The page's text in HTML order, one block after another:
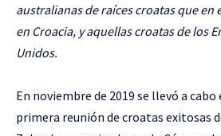
australianas de raíces croatas que en
en Croacia, y aquellas croatas de los
Unidos.
En noviembre de 2019 se llevó a cabo
primera reunión de croatas exitosas